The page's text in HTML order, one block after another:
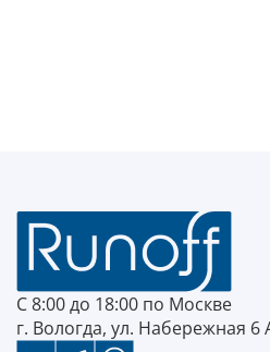
С 8:00 до 18:00 по Москве
г. Вологда, ул. Набережная